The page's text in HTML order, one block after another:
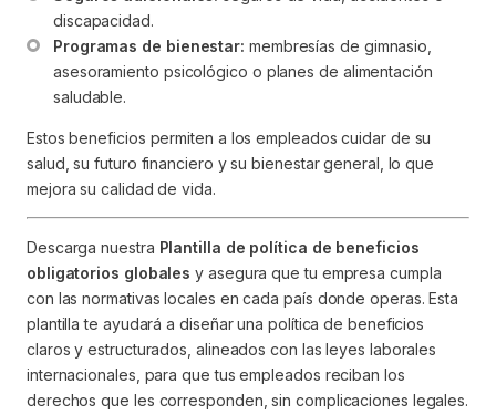
discapacidad.
Programas de bienestar: membresías de gimnasio,
asesoramiento psicológico o planes de alimentación
saludable.
Estos beneficios permiten a los empleados cuidar de su
salud, su futuro financiero y su bienestar general, lo que
mejora su calidad de vida.
Descarga nuestra Plantilla de política de beneficios
obligatorios globales y asegura que tu empresa cumpla
con las normativas locales en cada país donde operas. Esta
plantilla te ayudará a diseñar una política de beneficios
claros y estructurados, alineados con las leyes laborales
internacionales, para que tus empleados reciban los
derechos que les corresponden, sin complicaciones legales.